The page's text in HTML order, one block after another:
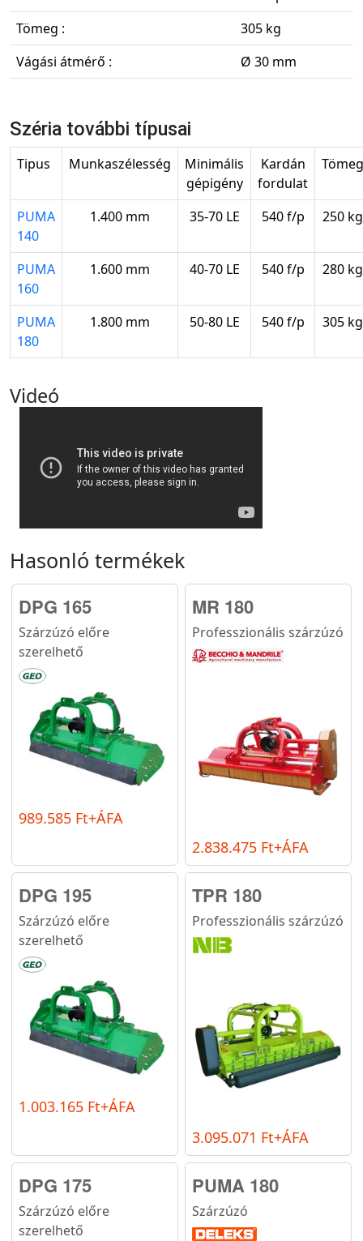
Tömeg :
305 kg
Vágási átmérő :
Ø 30 mm
Széria további típusai
Tipus Munkaszélesség
Minimális
gépigény
Kardán
fordulat
Tömeg
PUMA
140
1.400 mm 35-70 LE 540 f/p 250 kg
PUMA
160
1.600 mm 40-70 LE 540 f/p 280 kg
PUMA
180
1.800 mm 50-80 LE 540 f/p 305 kg
Videó
Hasonló termékek
DPG 165
Szárzúzó előre
szerelhető
989.585 Ft+ÁFA
MR 180
Professzionális szárzúzó
2.838.475 Ft+ÁFA
DPG 195
Szárzúzó előre
szerelhető
1.003.165 Ft+ÁFA
TPR 180
Professzionális szárzúzó
3.095.071 Ft+ÁFA
DPG 175
Szárzúzó előre
szerelhető
PUMA 180
Szárzúzó